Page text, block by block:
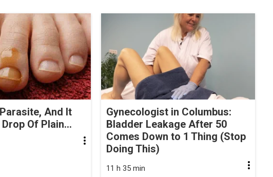
And It
Of Plain...
Gynecologist in Columbus:
Bladder Leakage After 50
Comes Down to 1 Thing (Stop
Doing This)
11 h 35 min